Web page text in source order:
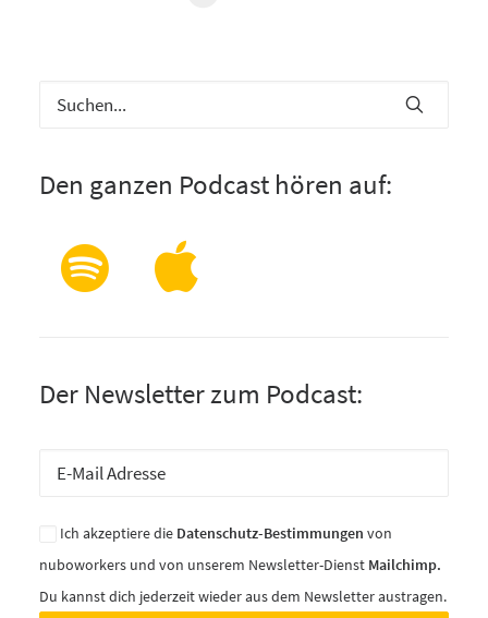
Den ganzen Podcast hören auf:
Der Newsletter zum Podcast:
Ich akzeptiere die Datenschutz-Bestimmungen von
nuboworkers und von unserem Newsletter-Dienst Mailchimp.
Du kannst dich jederzeit wieder aus dem Newsletter austragen.